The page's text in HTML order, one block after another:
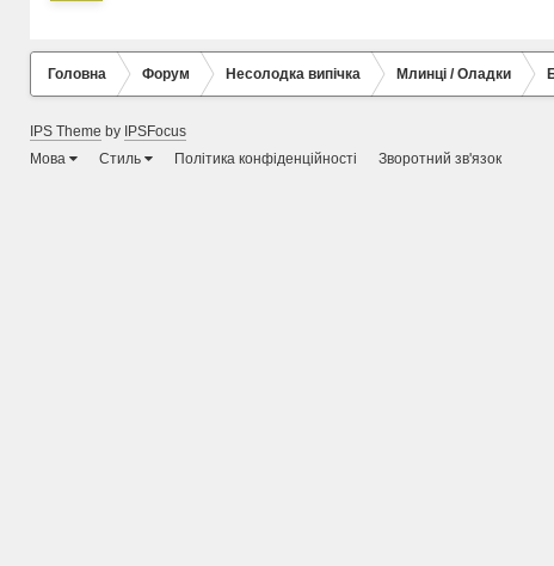
Головна Форум Несолодка випічка Млинці / Оладки
IPS Theme by IPSFocus
Мова
Стиль Політика конфіденційності Зворотний зв'язок